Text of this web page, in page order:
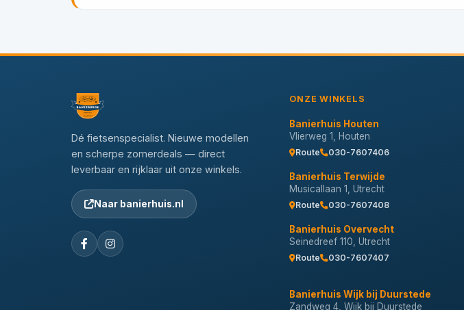
Dé fietsenspecialist. Nieuwe modellen
en scherpe zomerdeals — direct
leverbaar en rijklaar uit onze winkels.
Naar banierhuis.nl
ONZE WINKELS
Banierhuis Houten
Vlierweg 1, Houten
Route 030-7607406
Banierhuis Terwijde
Musicallaan 1, Utrecht
Route 030-7607408
Banierhuis Overvecht
Seinedreef 110, Utrecht
Route 030-7607407
Banierhuis Wijk bij Duurstede
Zandweg 4, Wijk bij Duurstede